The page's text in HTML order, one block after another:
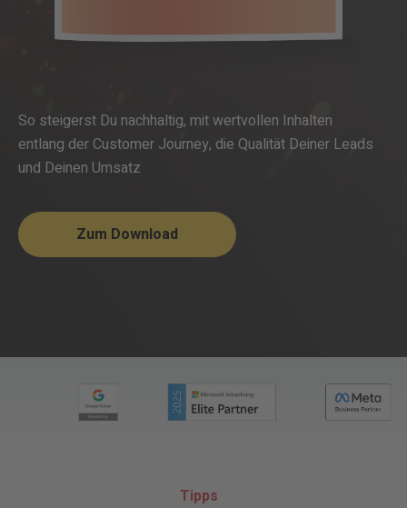
So steigerst Du nachhaltig, mit wertvollen Inhalten
entlang der Customer Journey, die Qualität Deiner Leads
und Deinen Umsatz
Zum Download
Tipps